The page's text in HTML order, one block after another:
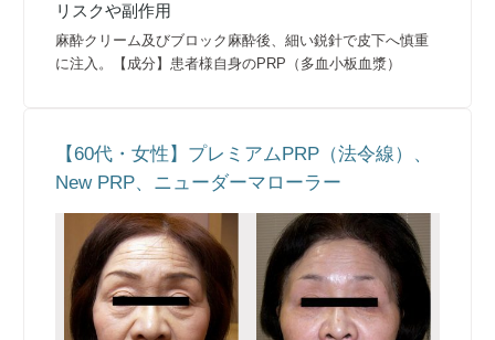
リスクや副作用
麻酔クリーム及びブロック麻酔後、細い鋭針で皮下へ慎重
に注入。【成分】患者様自身のPRP（多血小板血漿）
【60代・女性】プレミアムPRP（法令線）、
New PRP、ニューダーマローラー